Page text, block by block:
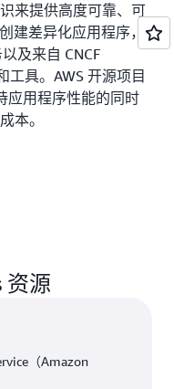
来提供高度可靠、可
建差异化应用程序，
及来自 CNCF
工具。AWS 开源项目
应用程序性能的同时
本。
资源
（Amazon